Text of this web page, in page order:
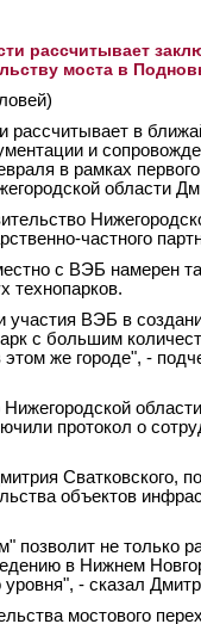
рассчитывает
моста в
рассчитывает в
и
в рамках
области
частного
с ВЭБ намерен
технопарков.
участия ВЭБ в
с большим
же городе", -
протокол о
Сватковского,
объектов
позволит не только
в Нижнем
- сказал
мостового